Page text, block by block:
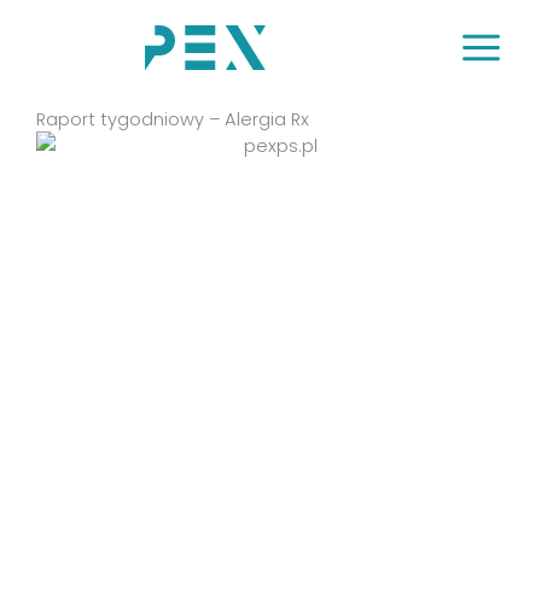
Raport tygodniowy – Alergia Rx